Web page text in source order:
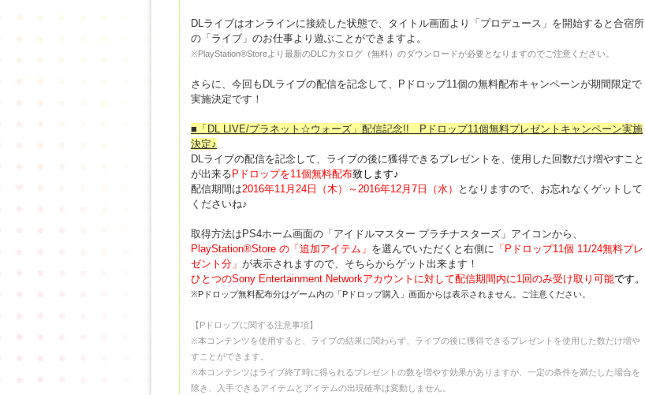
DLライブはオンラインに接続した状態で、タイトル画面より「プロデュース」を開始すると合宿所
の「ライブ」のお仕事より遊ぶことができますよ。
※PlayStation®Storeより最新のDLCカタログ（無料）のダウンロードが必要となりますのでご注意ください。
さらに、今回もDLライブの配信を記念して、Pドロップ11個の無料配布キャンペーンが期間限定で
実施決定です！
■「DL LIVE/プラネット☆ウォーズ」配信記念!! Pドロップ11個無料プレゼントキャンペーン実施
決定♪
DLライブの配信を記念して、ライブの後に獲得できるプレゼントを、使用した回数だけ増やすこと
が出来る Pドロップを11個無料配布致します♪
配信期間は2016年11月24日（木）～2016年12月7日（水）
となりますので、お忘れなくゲットして
くださいね♪
取得方法はPS4ホーム画面の「アイドルマスター プラチナスターズ」アイコンから、
PlayStation®Store の「追加アイテム」 を選んでいただくと右側に 「Pドロップ11個 11/24無料プレ
ゼント分」 が表示されますので、そちらからゲット出来ます！
ひとつのSony Entertainment Networkアカウントに対して配信期間内に1回のみ受け取り可能です。
※Pドロップ無料配布分はゲーム内の「Pドロップ購入」画面からは表示されません。ご注意ください。
【Pドロップに関する注意事項】
※本コンテンツを使用すると、ライブの結果に関わらず、ライブの後に獲得できるプレゼントを使用した数だけ増や
すことができます。
※本コンテンツはライブ終了時に得られるプレゼントの数を増やす効果がありますが、一定の条件を満たした場合を
除き、入手できるアイテムとアイテムの出現確率は変動しません。